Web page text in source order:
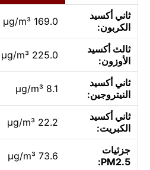
ثاني أكسيد
الكربون:
169.0 µg/m³
ثالث أكسيد
الأوزون:
225.0 µg/m³
ثاني أكسيد
النيتروجين:
8.1 µg/m³
ثاني أكسيد
الكبريت:
22.2 µg/m³
جزئيات
PM2.5:
73.6 µg/m³